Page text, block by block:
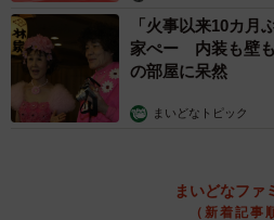
「火事以来10カ月
家ぺー 内装も壁
の部屋に呆然
まいどなトピック
まいどなファ
（新着記事